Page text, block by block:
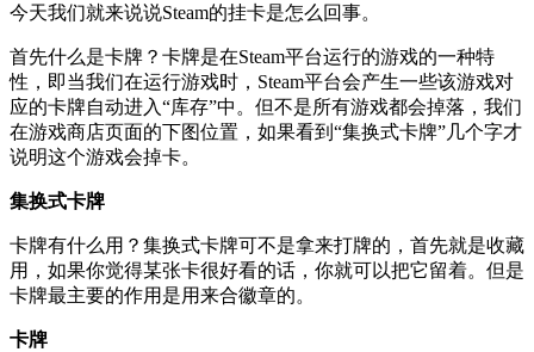
今天我们就来说说Steam的挂卡是怎么回事。
首先什么是卡牌？卡牌是在Steam平台运行的游戏的一种特
性，即当我们在运行游戏时，Steam平台会产生一些该游戏对
应的卡牌自动进入“库存”中。但不是所有游戏都会掉落，我们
在游戏商店页面的下图位置，如果看到“集换式卡牌”几个字才
说明这个游戏会掉卡。
集换式卡牌
卡牌有什么用？集换式卡牌可不是拿来打牌的，首先就是收藏
用，如果你觉得某张卡很好看的话，你就可以把它留着。但是
卡牌最主要的作用是用来合徽章的。
卡牌